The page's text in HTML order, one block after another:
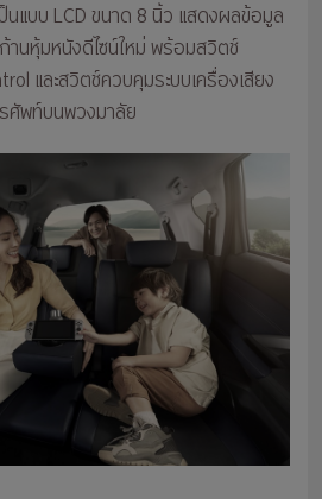
แบบ LCD ขนาด 8 นิ้ว แสดงผลข้อมูล
านหุ้มหนังดีไซน์ใหม่ พร้อมสวิตช์
และสวิตช์ควบคุมระบบเครื่องเสียง
ศัพท์บนพวงมาลัย